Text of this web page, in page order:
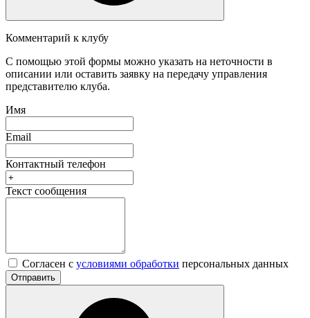
Комментарий к клубу
С помощью этой формы можно указать на неточности в
описании или оставить заявку на передачу управления
представителю клуба.
Имя
Email
Контактный телефон
Текст сообщения
Согласен с условиями обработки персональных данных
Отправить